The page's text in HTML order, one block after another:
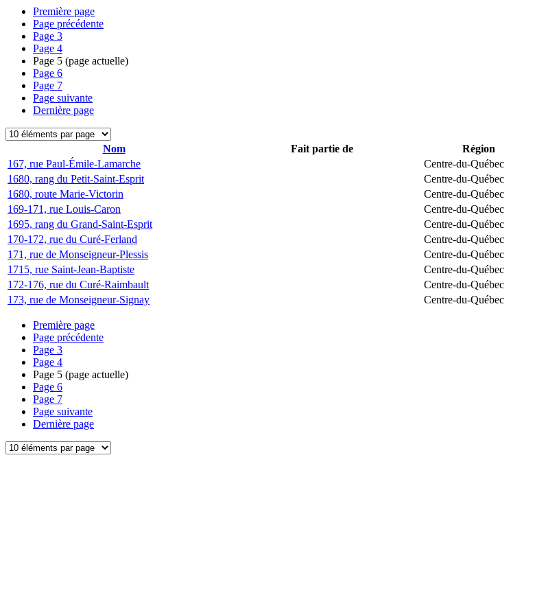
Première page
Page précédente
Page 3
Page 4
Page 5 (page actuelle)
Page 6
Page 7
Page suivante
Dernière page
Nom Fait partie de Région
167, rue Paul-Émile-Lamarche
Centre-du-Québec
1680, rang du Petit-Saint-Esprit
Centre-du-Québec
1680, route Marie-Victorin
Centre-du-Québec
169-171, rue Louis-Caron
Centre-du-Québec
1695, rang du Grand-Saint-Esprit
Centre-du-Québec
170-172, rue du Curé-Ferland
Centre-du-Québec
171, rue de Monseigneur-Plessis
Centre-du-Québec
1715, rue Saint-Jean-Baptiste
Centre-du-Québec
172-176, rue du Curé-Raimbault
Centre-du-Québec
173, rue de Monseigneur-Signay
Centre-du-Québec
Première page
Page précédente
Page 3
Page 4
Page 5 (page actuelle)
Page 6
Page 7
Page suivante
Dernière page